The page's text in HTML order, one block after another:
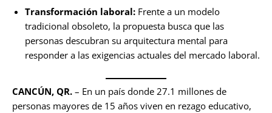
Transformación laboral: Frente a un modelo
tradicional obsoleto, la propuesta busca que las
personas descubran su arquitectura mental para
responder a las exigencias actuales del mercado laboral.
CANCÚN, QR. – En un país donde 27.1 millones de
personas mayores de 15 años viven en rezago educativo,